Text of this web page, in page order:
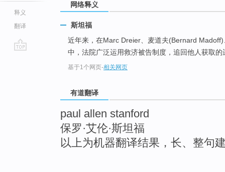
释义
翻译
网络释义
斯坦福
近年来，在Marc Dreier、麦道夫(Bernard Madoff)
中，法院广泛运用救济被告制度，追回他人获取
基于1个网页-相关网页
有道翻译
paul allen stanford
保罗·艾伦·斯坦福
以上为机器翻译结果，长、整句